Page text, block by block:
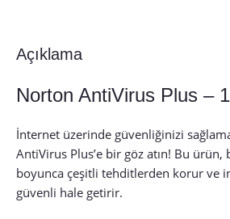
Açıklama
Norton AntiVirus Plus – 1
İnternet üzerinde güvenliğinizi
AntiVirus Plus’e bir göz atın! Bu ürün,
boyunca çeşitli tehditlerden korur ve
güvenli hale getirir.